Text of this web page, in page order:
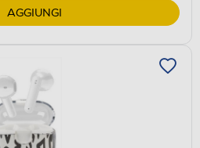
AGGIUNGI